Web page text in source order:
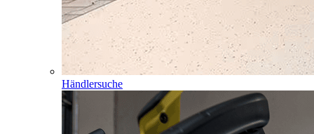
Händlersuche